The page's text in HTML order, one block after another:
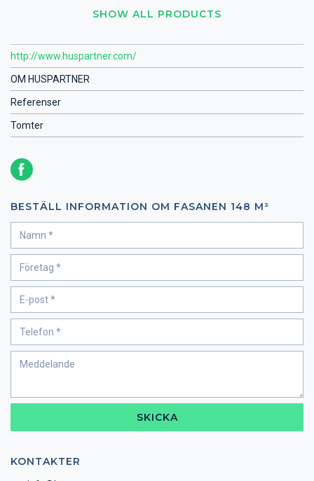
SHOW ALL PRODUCTS
http://www.huspartner.com/
OM HUSPARTNER
Referenser
Tomter
BESTÄLL INFORMATION OM FASANEN 148 M²
SKICKA
KONTAKTER